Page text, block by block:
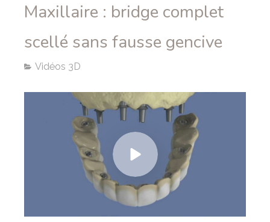
Maxillaire : bridge complet
scellé sans fausse gencive
Vidéos 3D